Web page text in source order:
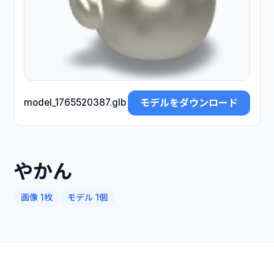
model_1765520387.glb モデルをダウンロード
やかん
画像 1枚 モデル 1個